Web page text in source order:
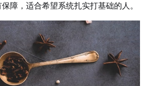
障，适合希望系统扎实打基础的人。